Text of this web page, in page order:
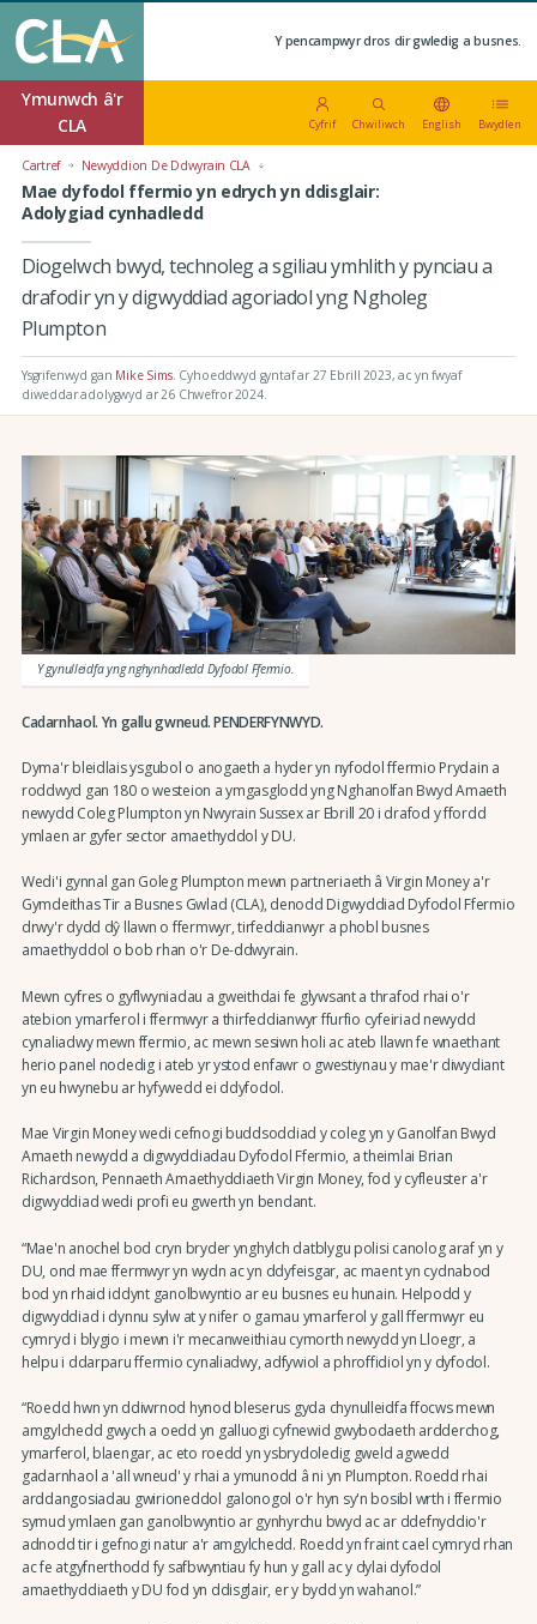
Y pencampwyr dros dir gwledig a busnes.
Ymunwch â'r
CLA
Cyfrif Chwiliwch English Bwydlen
Cartref Newyddion De Ddwyrain CLA
Mae dyfodol ffermio yn edrych yn ddisglair:
Adolygiad cynhadledd
Diogelwch bwyd, technoleg a sgiliau ymhlith y pynciau a
drafodir yn y digwyddiad agoriadol yng Ngholeg
Plumpton
Ysgrifenwyd gan Mike Sims. Cyhoeddwyd gyntaf ar 27 Ebrill 2023, ac yn fwyaf
diweddar adolygwyd ar 26 Chwefror 2024.
Y gynulleidfa yng nghynhadledd Dyfodol Ffermio.
Cadarnhaol. Yn gallu gwneud. PENDERFYNWYD.
Dyma'r bleidlais ysgubol o anogaeth a hyder yn nyfodol ffermio Prydain a
roddwyd gan 180 o westeion a ymgasglodd yng Nghanolfan Bwyd Amaeth
newydd Coleg Plumpton yn Nwyrain Sussex ar Ebrill 20 i drafod y ffordd
ymlaen ar gyfer sector amaethyddol y DU.
Wedi'i gynnal gan Goleg Plumpton mewn partneriaeth â Virgin Money a'r
Gymdeithas Tir a Busnes Gwlad (CLA), denodd Digwyddiad Dyfodol Ffermio
drwy'r dydd dŷ llawn o ffermwyr, tirfeddianwyr a phobl busnes
amaethyddol o bob rhan o'r De-ddwyrain.
Mewn cyfres o gyflwyniadau a gweithdai fe glywsant a thrafod rhai o'r
atebion ymarferol i ffermwyr a thirfeddianwyr ffurfio cyfeiriad newydd
cynaliadwy mewn ffermio, ac mewn sesiwn holi ac ateb llawn fe wnaethant
herio panel nodedig i ateb yr ystod enfawr o gwestiynau y mae'r diwydiant
yn eu hwynebu ar hyfywedd ei ddyfodol.
Mae Virgin Money wedi cefnogi buddsoddiad y coleg yn y Ganolfan Bwyd
Amaeth newydd a digwyddiadau Dyfodol Ffermio, a theimlai Brian
Richardson, Pennaeth Amaethyddiaeth Virgin Money, fod y cyfleuster a'r
digwyddiad wedi profi eu gwerth yn bendant.
“Mae'n anochel bod cryn bryder ynghylch datblygu polisi canolog araf yn y
DU, ond mae ffermwyr yn wydn ac yn ddyfeisgar, ac maent yn cydnabod
bod yn rhaid iddynt ganolbwyntio ar eu busnes eu hunain. Helpodd y
digwyddiad i dynnu sylw at y nifer o gamau ymarferol y gall ffermwyr eu
cymryd i blygio i mewn i'r mecanweithiau cymorth newydd yn Lloegr, a
helpu i ddarparu ffermio cynaliadwy, adfywiol a phroffidiol yn y dyfodol.
“Roedd hwn yn ddiwrnod hynod bleserus gyda chynulleidfa ffocws mewn
amgylchedd gwych a oedd yn galluogi cyfnewid gwybodaeth ardderchog,
ymarferol, blaengar, ac eto roedd yn ysbrydoledig gweld agwedd
gadarnhaol a 'all wneud' y rhai a ymunodd â ni yn Plumpton. Roedd rhai
arddangosiadau gwirioneddol galonogol o'r hyn sy'n bosibl wrth i ffermio
symud ymlaen gan ganolbwyntio ar gynhyrchu bwyd ac ar ddefnyddio'r
adnodd tir i gefnogi natur a'r amgylchedd. Roedd yn fraint cael cymryd rhan
ac fe atgyfnerthodd fy safbwyntiau fy hun y gall ac y dylai dyfodol
amaethyddiaeth y DU fod yn ddisglair, er y bydd yn wahanol.”